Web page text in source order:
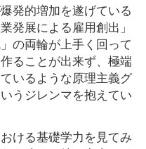
発的増加を遂げている
発展による雇用創出」
の両輪が上手く回って
ることが出来ず、極端
いるような原理主義グ
うジレンマを抱えてい
ける基礎学力を見てみ